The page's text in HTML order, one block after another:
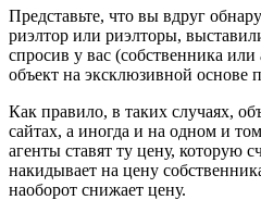
Представьте, что вы вдруг
риэлтор или риэлторы,
спросив у вас (собственника
объект на эксклюзивной основе
Как правило, в таких случаях,
сайтах, а иногда и на одном и
агенты ставят ту цену, которую
накидывает на цену
наоборот снижает цену.